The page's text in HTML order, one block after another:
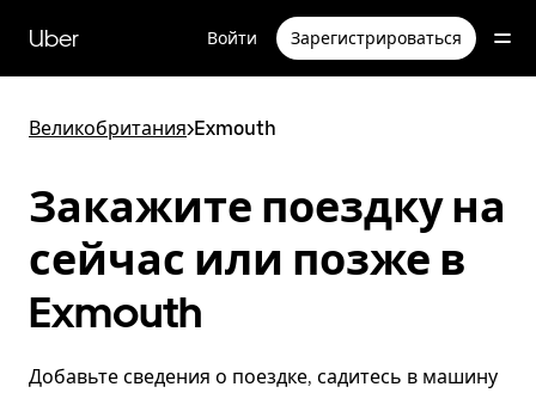
перейти
к
содержимому
Uber Войти Зарегистрироваться
Великобритания>Exmouth
Закажите поездку на
сейчас или позже в
Exmouth
Добавьте сведения о поездке, садитесь в машину